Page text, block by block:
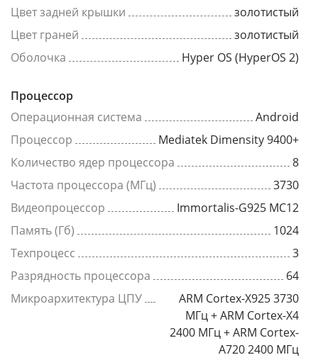
Цвет задней крышки
золотистый
Цвет граней
золотистый
Оболочка
Hyper OS (HyperOS 2)
Процессор
Операционная система
Android
Процессор
Mediatek Dimensity 9400+
Количество ядер процессора
8
Частота процессора (МГц)
3730
Видеопроцессор
Immortalis-G925 MC12
Память (Гб)
1024
Техпроцесс
3
Разрядность процессора
64
Микроархитектура ЦПУ
ARM Cortex-X925 3730
МГц + ARM Cortex-X4
2400 МГц + ARM Cortex-
A720 2400 МГц